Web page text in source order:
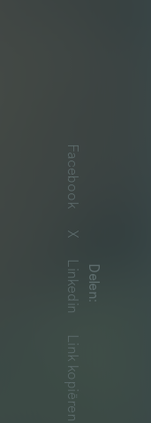
Delen
:
Facebook
X
Linkedin
Link kopiëren